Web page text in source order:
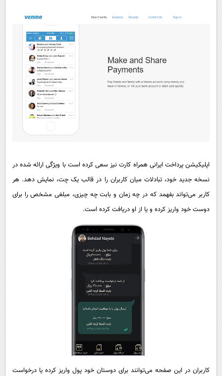
اپلیکیشن پرداخت ایرانی همراه کارت نیز سعی کرده است با ویژگی ارائه شده در
نسخه جدید خود، تبادلات میان کاربران را در قالب یک چت، نمایش دهد. هر
کاربر می‌تواند بفهمد که در چه زمان و بابت چه چیزی، مبلغی مشخص را برای
دوست خود واریز کرده و یا از او دریافت کرده است.
کاربران در این صفحه می‌توانند برای دوستان خود پول واریز کرده یا درخواست